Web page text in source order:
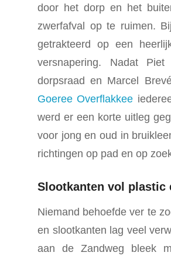
door het dorp en het
zwerfafval op te ruimen.
getrakteerd op een
versnapering. Nadat
dorpsraad en Marcel
Goeree Overflakkee
werd er een korte uitleg
voor jong en oud in
richtingen op pad en op
Slootkanten vol plastic
Niemand behoefde ver te
en slootkanten lag veel
aan de Zandweg bleek